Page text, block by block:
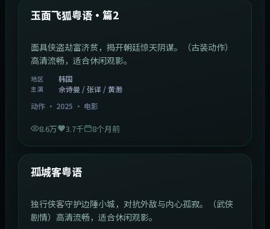
热门
玉面飞狐粤语·篇2
面具侠盗劫富济贫，揭开朝廷惊天阴谋。（古装动作）
高清流畅，适合休闲观影。
地区 韩国
主演
佘诗曼 / 张译 / 黄渤
动作· 2025 · 电影
8.6万 3.7千 8个月前
热门
孤城客粤语
独行侠客守护边陲小城，对抗外敌与内心孤寂。（武侠
剧情）高清流畅，适合休闲观影。